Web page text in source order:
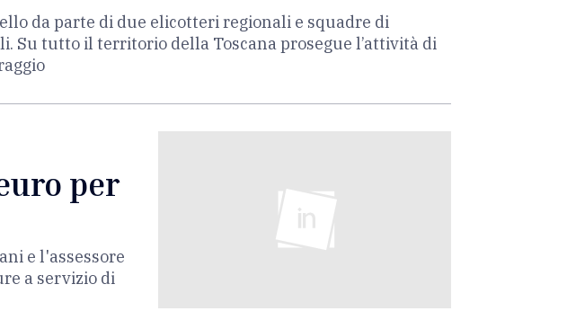
da parte di due elicotteri regionali e squadre di
Su tutto il territorio della Toscana prosegue l’attività di
per
e l'assessore
a servizio di